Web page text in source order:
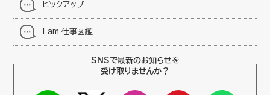
ピックアップ
I am 仕事図鑑
SNSで最新のお知らせを
受け取りませんか？